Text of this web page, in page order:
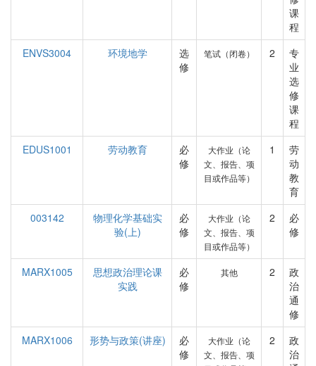
课
程
ENVS3004
环境地学
选
修
笔试（闭卷） 2
专
业
选
修
课
程
EDUS1001
劳动教育
必
修
大作业（论
文、报告、项
目或作品等）
1
劳
动
教
育
003142
物理化学基础实
验(上)
必
修
大作业（论
文、报告、项
目或作品等）
2
必
修
MARX1005
思想政治理论课
实践
必
修
其他 2
政
治
通
修
MARX1006
形势与政策(讲座)
必
修
大作业（论
文、报告、项
2
政
治